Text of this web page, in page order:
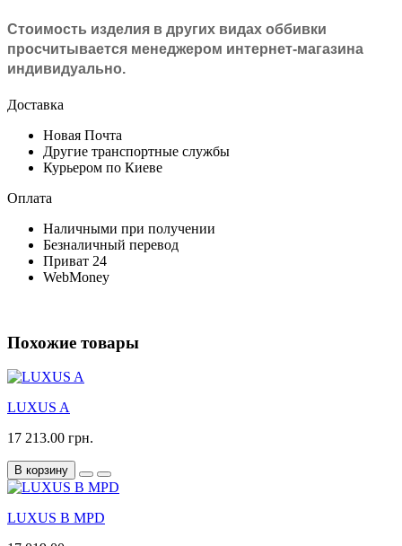
Стоимость изделия в других видах оббивки
просчитывается менеджером интернет-магазина
индивидуально.
Доставка
Новая Почта
Другие транспортные службы
Курьером по Киеве
Оплата
Наличными при получении
Безналичный перевод
Приват 24
WebMoney
Похожие товары
LUXUS A
17 213.00 грн.
В корзину
LUXUS B MPD